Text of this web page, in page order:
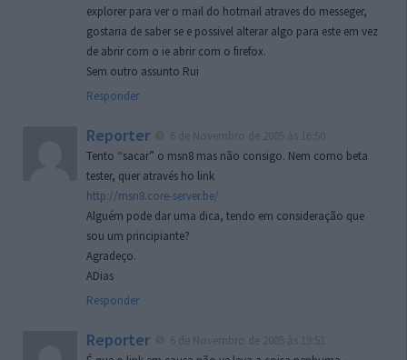
explorer para ver o mail do hotmail atraves do messeger,
gostaria de saber se e possivel alterar algo para este em vez
de abrir com o ie abrir com o firefox.
Sem outro assunto Rui
Responder
Reporter
Tento “sacar” o msn8 mas não consigo. Nem como beta
tester, quer através ho link
http://msn8.core-server.be/
Alguém pode dar uma dica, tendo em consideração que
sou um principiante?
Agradeço.
ADias
Responder
Reporter